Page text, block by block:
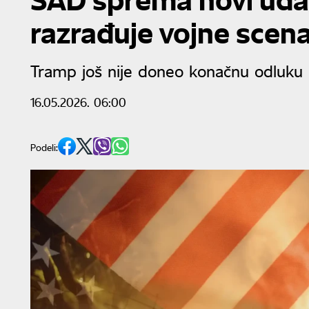
razrađuje vojne
Tramp još nije doneo konačnu odluku
16.05.2026. 06:00
Podeli: